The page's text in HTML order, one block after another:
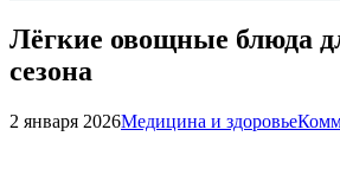
Лёгкие овощные блюда
сезона
2 января 2026Медицина и здоровье